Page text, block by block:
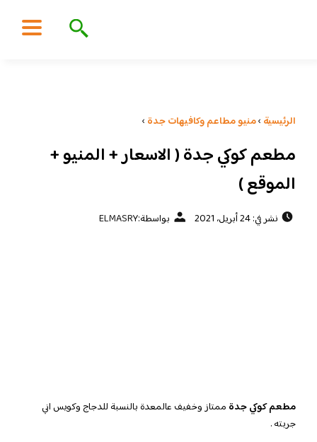
الرئيسية ›منيو مطاعم وكافيهات جدة ›
مطعم كوكي جدة ( الاسعار + المنيو +
الموقع )
نشر في: 24 أبريل، 2021 بواسطة:ELMASRY
مطعم كوكي جدة ممتاز وخفيف عالمعدة بالنسبة للدجاج وكويس اني
جربته .